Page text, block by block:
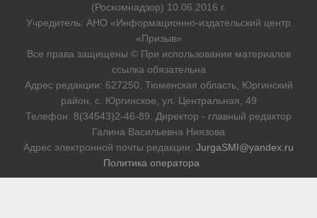
(Роскомнадзор) 10.06.2016 г.
Учредитель: АНО «Информационно-издательский центр
«Призыв»
Все права защищены © При использовании материалов
ссылка обязательна
Адрес редакции: 627250, Тюменская область, Юргинский
район, с. Юргинское, ул. Центральная, 49
Телефон: 8(34543)2-46-89. Директор - главный редактор
Галина Васильевна Ниязова
Адрес электронной почты редакции: JurgaSMI@yandex.ru
Политика оператора